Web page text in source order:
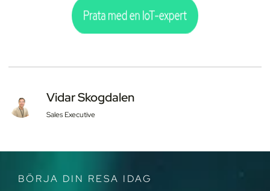
Vidar Skogdalen
Sales Executive
BÖRJA DIN RESA IDAG